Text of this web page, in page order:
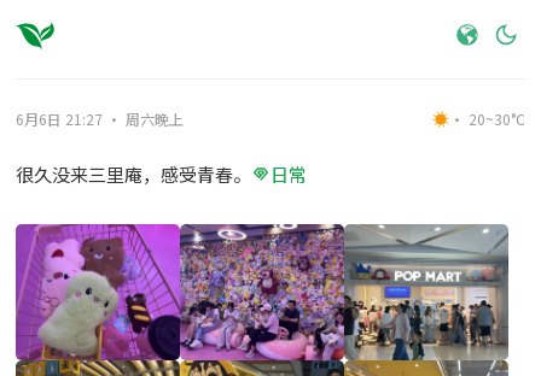
6月6日 21:27 · 周六晚上 · 20~30°C
很久没来三里庵，感受青春。 日常